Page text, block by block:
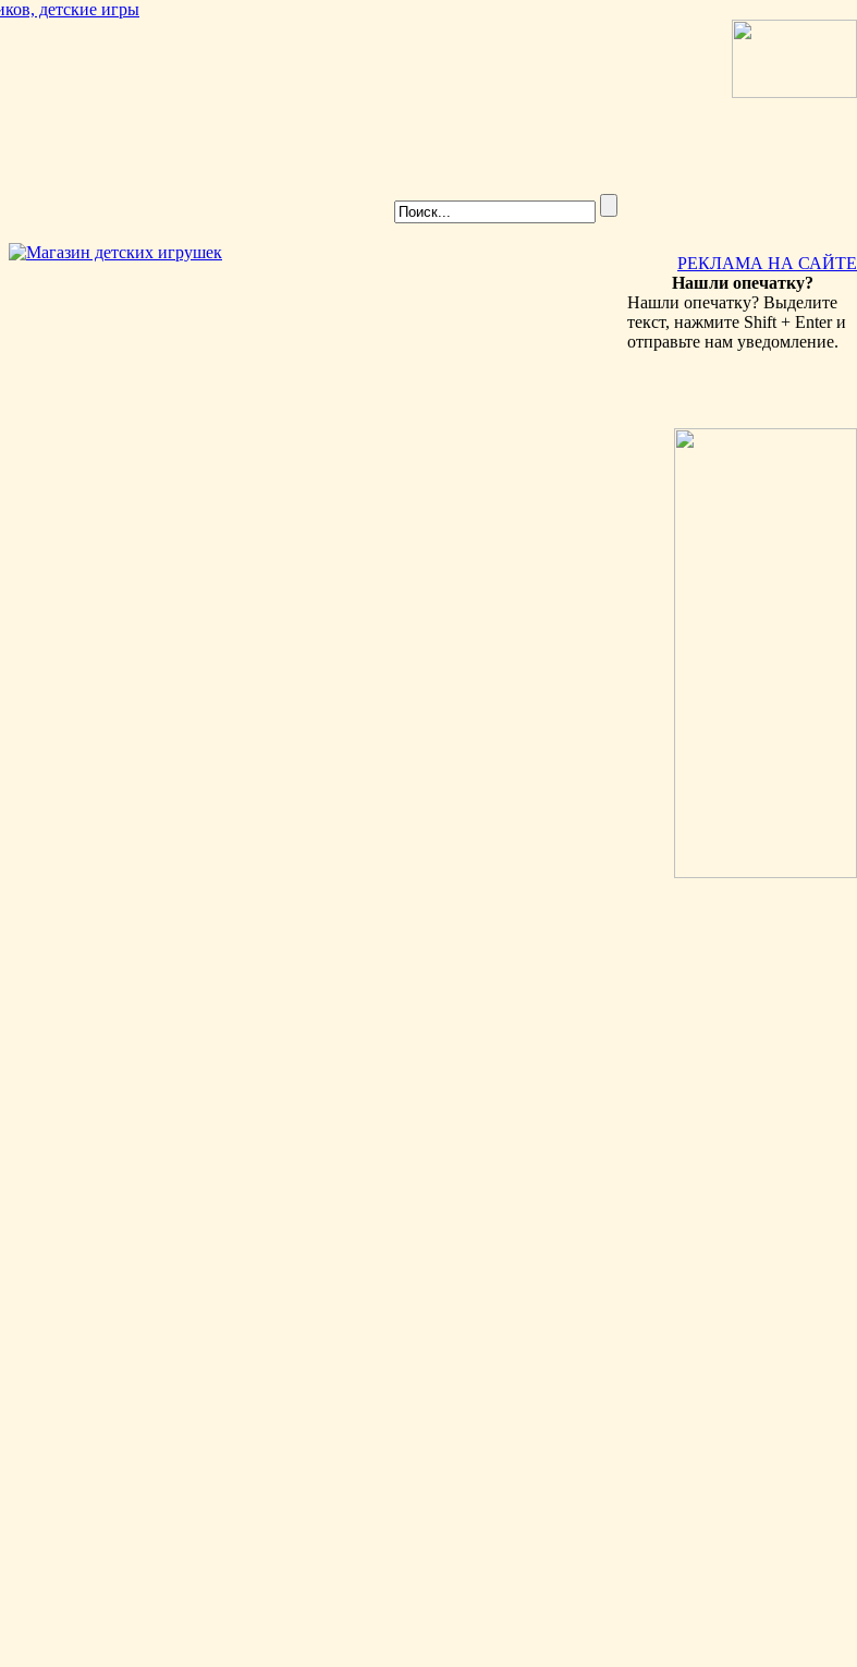
РЕКЛАМА НА САЙТЕ
Нашли опечатку?
Нашли опечатку? Выделите
текст, нажмите Shift + Enter и
отправьте нам уведомление.